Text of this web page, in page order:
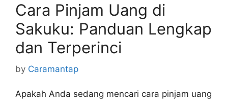
Cara Pinjam Uang di
Sakuku: Panduan Lengkap
dan Terperinci
by Caramantap
Apakah Anda sedang mencari cara pinjam uang